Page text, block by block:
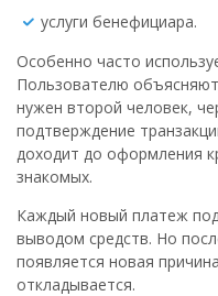
услуги бенефициара.
Особенно часто
Пользователю
нужен второй человек,
подтверждение
доходит до оформления
знакомых.
Каждый новый платеж
выводом средств. Но
появляется новая
откладывается.